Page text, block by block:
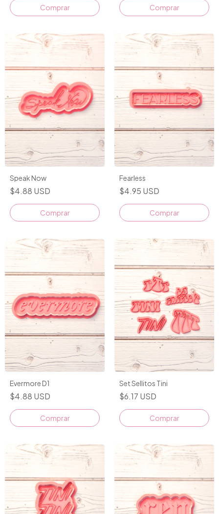
Comprar Comprar
Speak Now
$4.88 USD
Comprar
Fearless
$4.95 USD
Comprar
Evermore D1
$4.88 USD
Comprar
Set Sellitos Tini
$6.17 USD
Comprar